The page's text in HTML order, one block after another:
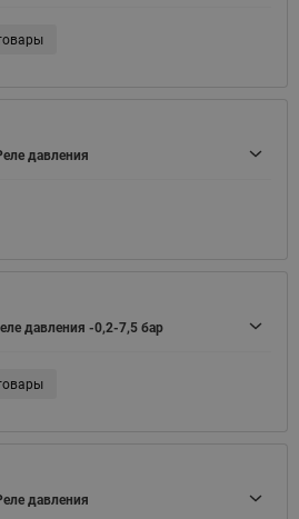
давления
давления -0,2-7,5 бар
давления